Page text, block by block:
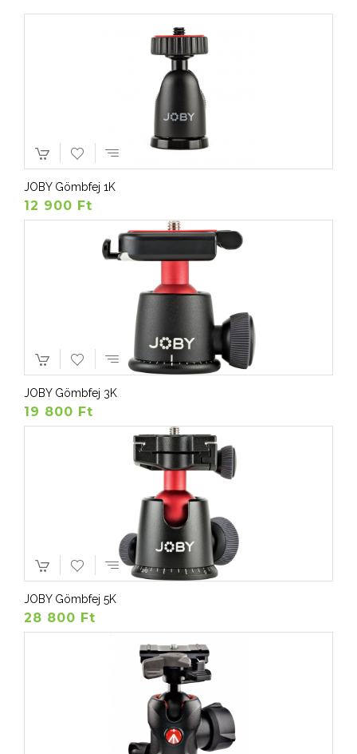
JOBY Gömbfej 1K
12 900 Ft
JOBY Gömbfej 3K
19 800 Ft
JOBY Gömbfej 5K
28 800 Ft